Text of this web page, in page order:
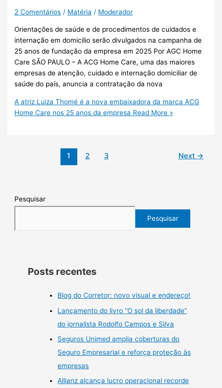
2 Comentários / Matéria / Moderador
Orientações de saúde e de procedimentos de cuidados e
internação em domicílio serão divulgados na campanha de
25 anos de fundação da empresa em 2025 Por AGC Home
Care SÃO PAULO – A ACG Home Care, uma das maiores
empresas de atenção, cuidado e internação domiciliar de
saúde do país, anuncia a contratação da nova
A atriz Luiza Thomé é a nova embaixadora da marca ACG
Home Care nos 25 anos da empresa Read More »
1 2 3 Next →
Pesquisar
Pesquisar
Posts recentes
Blog do Corretor: novo visual e endereço!
Lançamento do livro “O sol da liberdade”
do jornalista Rodolfo Campos e Silva
Seguros Unimed amplia coberturas do
Seguro Empresarial e reforça proteção às
empresas
Allianz alcança lucro operacional recorde